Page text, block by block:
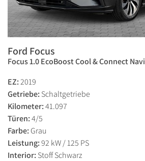
Ford Focus
Focus 1.0 EcoBoost Cool & Connect
EZ:2019
Getriebe: Schaltgetriebe
Kilometer:41.097
Türen:4/5
Farbe: Grau
Leistung:92 kW / 125 PS
Interior: Stoff Schwarz